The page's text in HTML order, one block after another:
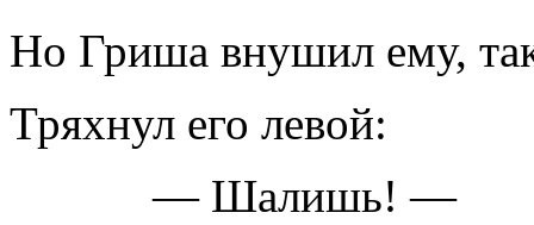
Но Гриша внушил ему,
Тряхнул его левой:
— Шалишь! —